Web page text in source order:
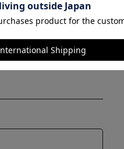
あらかじめご了承くだ
ざいます。
いいたしております。
クトしたオススメ商品